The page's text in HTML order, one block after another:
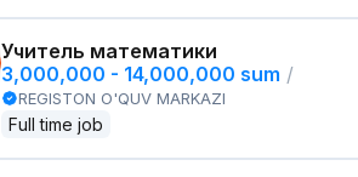
Учитель математики
3,000,000 - 14,000,000 sum /
REGISTON O'QUV MARKAZI
Full time job